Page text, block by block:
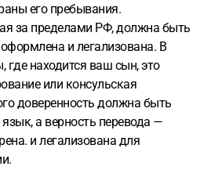
его пребывания.
за пределами РФ, должна быть
и легализована. В
где находится ваш сын, это
или консульская
доверенность должна быть
а верность перевода —
и легализована для